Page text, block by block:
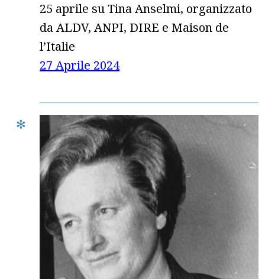
25 aprile su Tina Anselmi, organizzato
da ALDV, ANPI, DIRE e Maison de
l’Italie
27 Aprile 2024